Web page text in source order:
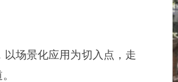
场景化应用为切入点，走